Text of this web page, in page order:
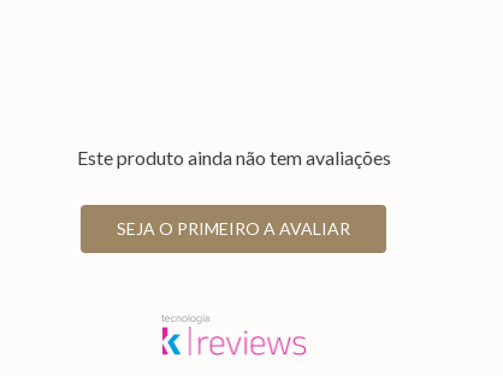
Este produto ainda não tem avaliações
SEJA O PRIMEIRO A AVALIAR